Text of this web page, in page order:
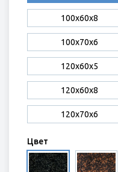
100х60х8
100х70х6
120х60х5
120х60х8
120х70х6
Цвет